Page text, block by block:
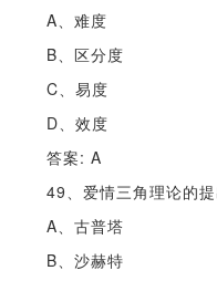
A、难度
B、区分度
C、易度
D、效度
答案: A
49、爱情三角理论的提
A、古普塔
B、沙赫特